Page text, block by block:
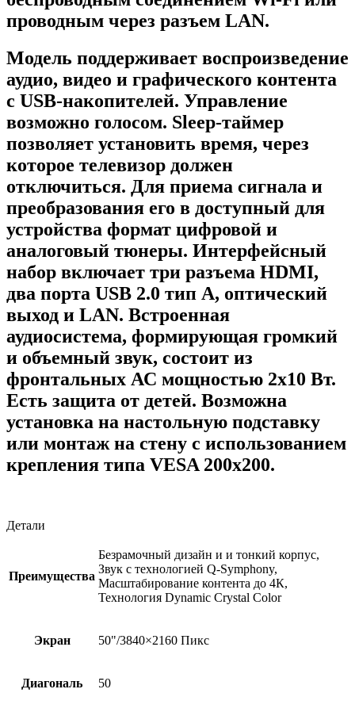
проводным через разъем LAN.
Модель поддерживает воспроизведение
аудио, видео и графического контента
с USB-накопителей. Управление
возможно голосом. Sleep-таймер
позволяет установить время, через
которое телевизор должен
отключиться. Для приема сигнала и
преобразования его в доступный для
устройства формат цифровой и
аналоговый тюнеры. Интерфейсный
набор включает три разъема HDMI,
два порта USB 2.0 тип A, оптический
выход и LAN. Встроенная
аудиосистема, формирующая громкий
и объемный звук, состоит из
фронтальных АС мощностью 2х10 Вт.
Есть защита от детей. Возможна
установка на настольную подставку
или монтаж на стену с использованием
крепления типа VESA 200х200.
Детали
Преимущества
Безрамочный дизайн и и тонкий корпус,
Звук с технологией Q-Symphony,
Масштабирование контента до 4К,
Технология Dynamic Crystal Color
Экран 50"/3840×2160 Пикс
Диагональ 50